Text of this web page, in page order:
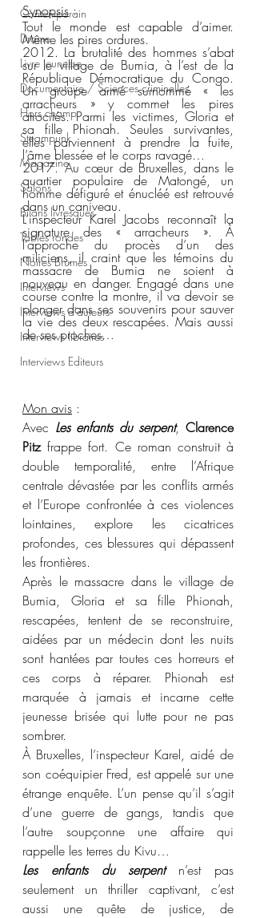
Contemporain
Drame
Livre jeunesse
Documentaire / Sciences criminelles
Hors champ
Steampunk
Magazine
Salons
Bilans livresques
Tables rondes
Noires Brumes
Interviews
Interviews d'auteurs
Interviews libraires
Interviews Editeurs
Synopsis :
Tout le monde est capable d’aimer.
Même les pires ordures.
2012. La brutalité des hommes s’abat
sur le village de Bumia, à l’est de la
République Démocratique du Congo.
Un groupe armé surnommé « les
arracheurs » y commet les pires
atrocités. Parmi les victimes, Gloria et
sa fille Phionah. Seules survivantes,
elles parviennent à prendre la fuite,
l’âme blessée et le corps ravagé…
2017. Au cœur de Bruxelles, dans le
quartier populaire de Matongé, un
homme défiguré et énucléé est retrouvé
dans un caniveau.
L’inspecteur Karel Jacobs reconnaît la
signature des « arracheurs ». À
l’approche du procès d’un des
miliciens, il craint que les témoins du
massacre de Bumia ne soient à
nouveau en danger. Engagé dans une
course contre la montre, il va devoir se
plonger dans ses souvenirs pour sauver
la vie des deux rescapées. Mais aussi
de ses proches…
Mon avis :
Avec Les enfants du serpent, Clarence
Pitz frappe fort. Ce roman construit à
double temporalité, entre l’Afrique
centrale dévastée par les conflits armés
et l’Europe confrontée à ces violences
lointaines, explore les cicatrices
profondes, ces blessures qui dépassent
les frontières.
Après le massacre dans le village de
Bumia, Gloria et sa fille Phionah,
rescapées, tentent de se reconstruire,
aidées par un médecin dont les nuits
sont hantées par toutes ces horreurs et
ces corps à réparer. Phionah est
marquée à jamais et incarne cette
jeunesse brisée qui lutte pour ne pas
sombrer.
À Bruxelles, l’inspecteur Karel, aidé de
son coéquipier Fred, est appelé sur une
étrange enquête. L’un pense qu’il s’agit
d’une guerre de gangs, tandis que
l’autre soupçonne une affaire qui
rappelle les terres du Kivu…
Les enfants du serpent n’est pas
seulement un thriller captivant, c’est
aussi une quête de justice, de